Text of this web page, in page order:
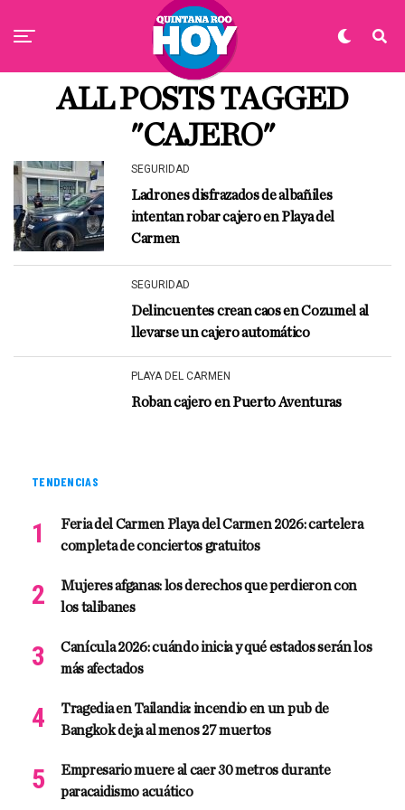
ALL POSTS TAGGED
"CAJERO"
SEGURIDAD
Ladrones disfrazados de albañiles
intentan robar cajero en Playa del
Carmen
SEGURIDAD
Delincuentes crean caos en Cozumel al
llevarse un cajero automático
PLAYA DEL CARMEN
Roban cajero en Puerto Aventuras
TENDENCIAS
Feria del Carmen Playa del Carmen 2026: cartelera
completa de conciertos gratuitos
Mujeres afganas: los derechos que perdieron con
los talibanes
Canícula 2026: cuándo inicia y qué estados serán los
más afectados
Tragedia en Tailandia: incendio en un pub de
Bangkok deja al menos 27 muertos
Empresario muere al caer 30 metros durante
paracaidismo acuático